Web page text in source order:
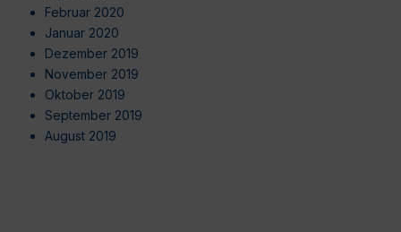
Februar 2020
Januar 2020
Dezember 2019
November 2019
Oktober 2019
September 2019
August 2019